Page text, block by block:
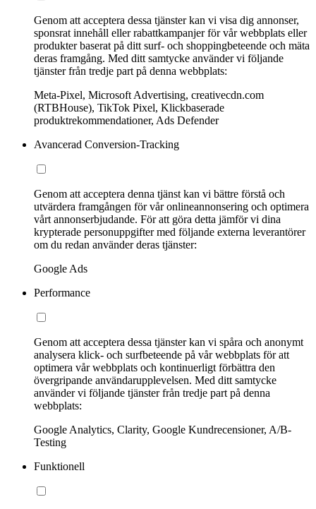
Genom att acceptera dessa tjänster kan vi visa dig annonser,
sponsrat innehåll eller rabattkampanjer för vår webbplats eller
produkter baserat på ditt surf- och shoppingbeteende och mäta
deras framgång. Med ditt samtycke använder vi följande
tjänster från tredje part på denna webbplats:
Meta-Pixel, Microsoft Advertising, creativecdn.com
(RTBHouse), TikTok Pixel, Klickbaserade
produktrekommendationer, Ads Defender
Avancerad Conversion-Tracking
Genom att acceptera denna tjänst kan vi bättre förstå och
utvärdera framgången för vår onlineannonsering och optimera
vårt annonserbjudande. För att göra detta jämför vi dina
krypterade personuppgifter med följande externa leverantörer
om du redan använder deras tjänster:
Google Ads
Performance
Genom att acceptera dessa tjänster kan vi spåra och anonymt
analysera klick- och surfbeteende på vår webbplats för att
optimera vår webbplats och kontinuerligt förbättra den
övergripande användarupplevelsen. Med ditt samtycke
använder vi följande tjänster från tredje part på denna
webbplats:
Google Analytics, Clarity, Google Kundrecensioner, A/B-
Testing
Funktionell